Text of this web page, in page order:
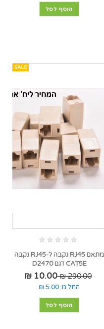
הוסף לסל
SALE
מתאם RJ45 נקבה ל-RJ45 נקבה
CAT5E דגם D2470
290.00 ₪
10.00 ₪
החל מ: 5.00 ₪
הוסף לסל